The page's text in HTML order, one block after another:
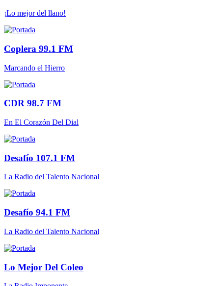
¡Lo mejor del llano!
Coplera 99.1 FM
Marcando el Hierro
CDR 98.7 FM
En El Corazón Del Dial
Desafío 107.1 FM
La Radio del Talento Nacional
Desafío 94.1 FM
La Radio del Talento Nacional
Lo Mejor Del Coleo